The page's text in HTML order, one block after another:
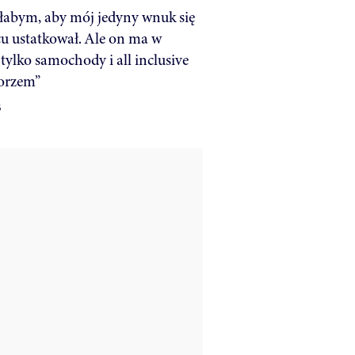
aby mój jedyny wnuk się
ustatkował. Ale on ma w
tylko samochody i all inclusive